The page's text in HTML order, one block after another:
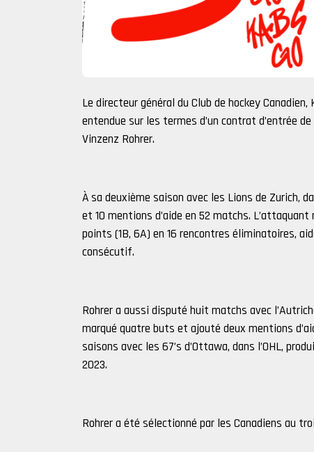
Le directeur général du Club de hockey
entendue sur les termes d’un contrat d’entrée
Vinzenz Rohrer.
À sa deuxième saison avec les Lions de Zurich,
et 10 mentions d’aide en 52 matchs.
points (1B, 6A) en 16 rencontres éliminatoires,
consécutif.
Rohrer a aussi disputé huit matchs avec
marqué quatre buts et ajouté deux mentions
saisons avec les 67’s d’Ottawa, dans l’OHL,
2023.
Rohrer a été sélectionné par les Canadiens au